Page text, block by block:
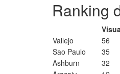
Ranking
Vallejo
56
Sao Paulo
35
Ashburn
32